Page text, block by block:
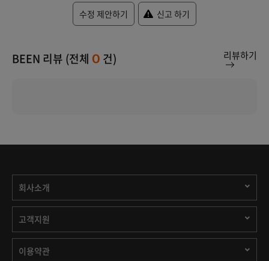
수정 제안하기 신고 하기
BEEN 리뷰 (전체 0 건) 리뷰하기
회사소개
고객지원
이용약관